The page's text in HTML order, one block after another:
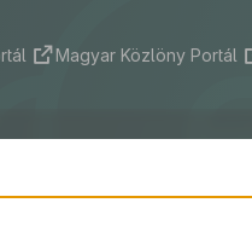
Magyar Közlöny Portál